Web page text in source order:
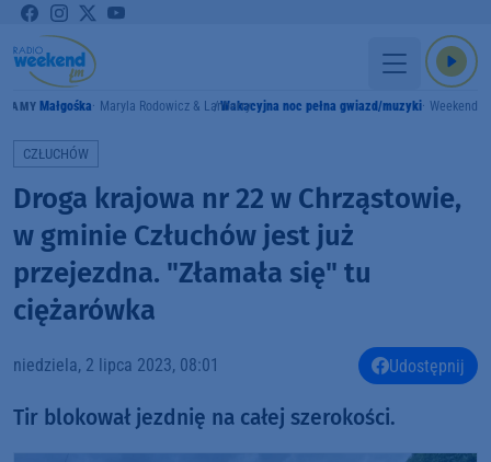
Małgośka Maryla Rodowicz & LanberryWakacyjna noc pełna gwiazd/muzyki Weekend
CZŁUCHÓW
Droga krajowa nr 22 w Chrząstowie,
w gminie Człuchów jest już
przejezdna. "Złamała się" tu
ciężarówka
niedziela, 2 lipca 2023, 08:01 Udostępnij
Tir blokował jezdnię na całej szerokości.